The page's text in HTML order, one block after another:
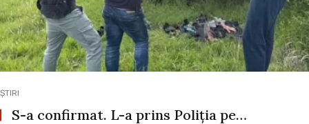
ȘTIRI
S-a confirmat. L-a prins Poliția pe…